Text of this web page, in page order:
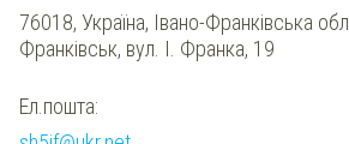
76018, Україна, Івано-Франківська
Франківськ, вул. І. Франка, 19
Ел.пошта: